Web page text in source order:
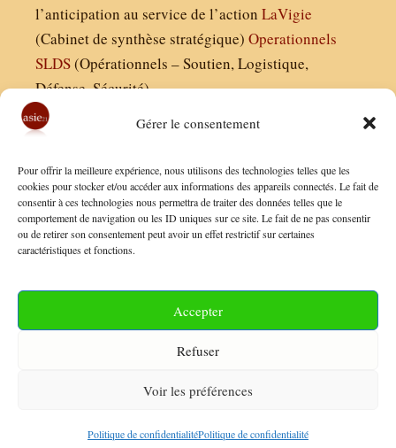
Gérer le consentement
Pour offrir la meilleure expérience, nous utilisons des technologies telles que les
cookies pour stocker et/ou accéder aux informations des appareils connectés. Le fait de
consentir à ces technologies nous permettra de traiter des données telles que le
comportement de navigation ou les ID uniques sur ce site. Le fait de ne pas consentir
ou de retirer son consentement peut avoir un effet restrictif sur certaines
caractéristiques et fonctions.
Accepter
Refuser
Voir les préférences
Politique de confidentialitéPolitique de confidentialité
l’anticipation au service de l’action LaVigie
(Cabinet de synthèse stratégique) Operationnels
SLDS(Opérationnels – Soutien, Logistique,
Défense, Sécurité)
Finaldées EURL
Siège social : 13 avenue Boudon, 75016, Paris
Nous contacter
Conditions Générales de Vente
Politique de Confidentialité
© 2026 Asie21• Construit avecGeneratePress